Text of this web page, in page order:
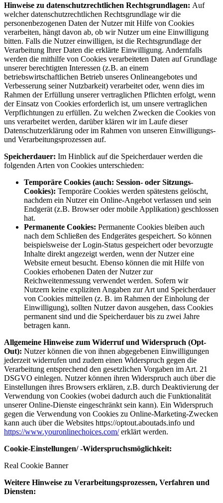
Hinweise zu datenschutzrechtlichen Rechtsgrundlagen: Auf
welcher datenschutzrechtlichen Rechtsgrundlage wir die
personenbezogenen Daten der Nutzer mit Hilfe von Cookies
verarbeiten, hängt davon ab, ob wir Nutzer um eine Einwilligung
bitten. Falls die Nutzer einwilligen, ist die Rechtsgrundlage der
Verarbeitung Ihrer Daten die erklärte Einwilligung. Andernfalls
werden die mithilfe von Cookies verarbeiteten Daten auf Grundlage
unserer berechtigten Interessen (z.B. an einem
betriebswirtschaftlichen Betrieb unseres Onlineangebotes und
Verbesserung seiner Nutzbarkeit) verarbeitet oder, wenn dies im
Rahmen der Erfüllung unserer vertraglichen Pflichten erfolgt, wenn
der Einsatz von Cookies erforderlich ist, um unsere vertraglichen
Verpflichtungen zu erfüllen. Zu welchen Zwecken die Cookies von
uns verarbeitet werden, darüber klären wir im Laufe dieser
Datenschutzerklärung oder im Rahmen von unseren Einwilligungs-
und Verarbeitungsprozessen auf.
Speicherdauer: Im Hinblick auf die Speicherdauer werden die
folgenden Arten von Cookies unterschieden:
Temporäre Cookies (auch: Session- oder Sitzungs-
Cookies): Temporäre Cookies werden spätestens gelöscht,
nachdem ein Nutzer ein Online-Angebot verlassen und sein
Endgerät (z.B. Browser oder mobile Applikation) geschlossen
hat.
Permanente Cookies: Permanente Cookies bleiben auch
nach dem Schließen des Endgerätes gespeichert. So können
beispielsweise der Login-Status gespeichert oder bevorzugte
Inhalte direkt angezeigt werden, wenn der Nutzer eine
Website erneut besucht. Ebenso können die mit Hilfe von
Cookies erhobenen Daten der Nutzer zur
Reichweitenmessung verwendet werden. Sofern wir
Nutzern keine expliziten Angaben zur Art und Speicherdauer
von Cookies mitteilen (z. B. im Rahmen der Einholung der
Einwilligung), sollten Nutzer davon ausgehen, dass Cookies
permanent sind und die Speicherdauer bis zu zwei Jahre
betragen kann.
Allgemeine Hinweise zum Widerruf und Widerspruch (Opt-
Out): Nutzer können die von ihnen abgegebenen Einwilligungen
jederzeit widerrufen und zudem einen Widerspruch gegen die
Verarbeitung entsprechend den gesetzlichen Vorgaben im Art. 21
DSGVO einlegen. Nutzer können ihren Widerspruch auch über die
Einstellungen ihres Browsers erklären, z.B. durch Deaktivierung der
Verwendung von Cookies (wobei dadurch auch die Funktionalität
unserer Online-Dienste eingeschränkt sein kann). Ein Widerspruch
gegen die Verwendung von Cookies zu Online-Marketing-Zwecken
kann auch über die Websites https://optout.aboutads.info und
https://www.youronlinechoices.com/erklärt werden.
Cookie-Einstellungen/ -Widerspruchsmöglichkeit:
Real Cookie Banner
Weitere Hinweise zu Verarbeitungsprozessen, Verfahren und
Diensten: